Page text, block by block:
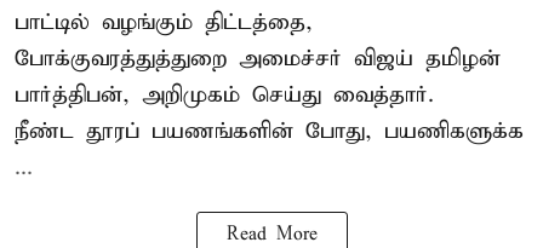
பாட்டில் வழங்கும் திட்டத்தை,
போக்குவரத்துத்துறை அமைச்சர் விஜய் தமிழன்
பார்த்திபன், அறிமுகம் செய்து வைத்தார்.
நீண்ட தூரப் பயணங்களின் போது, பயணிகளுக்க
...
Read More